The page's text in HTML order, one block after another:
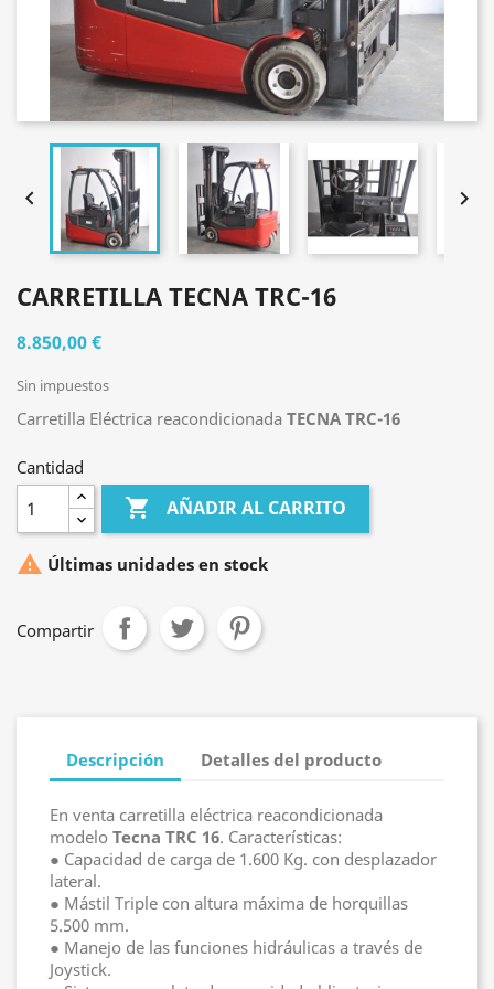
 
CARRETILLA TECNA TRC-16
8.850,00 €
Sin impuestos
Carretilla Eléctrica reacondicionada TECNA TRC-16
Cantidad
 AÑADIR AL CARRITO
 Últimas unidades en stock
Compartir
Descripción Detalles del producto
En venta carretilla eléctrica reacondicionada
modelo Tecna TRC 16. Características:
● Capacidad de carga de 1.600 Kg. con desplazador
lateral.
● Mástil Triple con altura máxima de horquillas
5.500 mm.
● Manejo de las funciones hidráulicas a través de
Joystick.